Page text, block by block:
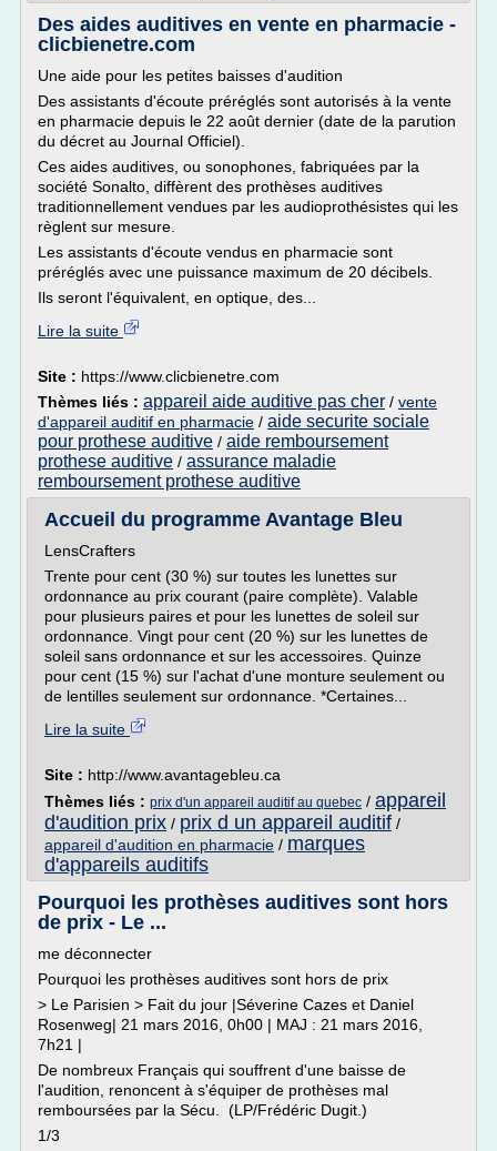
Des aides auditives en vente en pharmacie -
clicbienetre.com
Une aide pour les petites baisses d'audition
Des assistants d'écoute préréglés sont autorisés à la vente
en pharmacie depuis le 22 août dernier (date de la parution
du décret au Journal Officiel).
Ces aides auditives, ou sonophones, fabriquées par la
société Sonalto, diffèrent des prothèses auditives
traditionnellement vendues par les audioprothésistes qui les
règlent sur mesure.
Les assistants d'écoute vendus en pharmacie sont
préréglés avec une puissance maximum de 20 décibels.
Ils seront l'équivalent, en optique, des...
Lire la suite
Site : https://www.clicbienetre.com
Thèmes liés : appareil aide auditive pas cher / vente
d'appareil auditif en pharmacie / aide securite sociale
pour prothese auditive / aide remboursement
prothese auditive / assurance maladie
remboursement prothese auditive
Accueil du programme Avantage Bleu
LensCrafters
Trente pour cent (30 %) sur toutes les lunettes sur
ordonnance au prix courant (paire complète). Valable
pour plusieurs paires et pour les lunettes de soleil sur
ordonnance. Vingt pour cent (20 %) sur les lunettes de
soleil sans ordonnance et sur les accessoires. Quinze
pour cent (15 %) sur l'achat d'une monture seulement ou
de lentilles seulement sur ordonnance. *Certaines...
Lire la suite
Site : http://www.avantagebleu.ca
Thèmes liés : prix d'un appareil auditif au quebec / appareil
d'audition prix / prix d un appareil auditif /
appareil d'audition en pharmacie / marques
d'appareils auditifs
Pourquoi les prothèses auditives sont hors
de prix - Le ...
me déconnecter
Pourquoi les prothèses auditives sont hors de prix
> Le Parisien > Fait du jour |Séverine Cazes et Daniel
Rosenweg| 21 mars 2016, 0h00 | MAJ : 21 mars 2016,
7h21 |
De nombreux Français qui souffrent d'une baisse de
l'audition, renoncent à s'équiper de prothèses mal
remboursées par la Sécu. (LP/Frédéric Dugit.)
1/3